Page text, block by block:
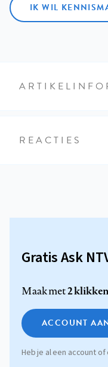
IK WIL
REACTIES
Gratis Ask
Maak met2 klikken
ACCOUNT
Heb je al een account